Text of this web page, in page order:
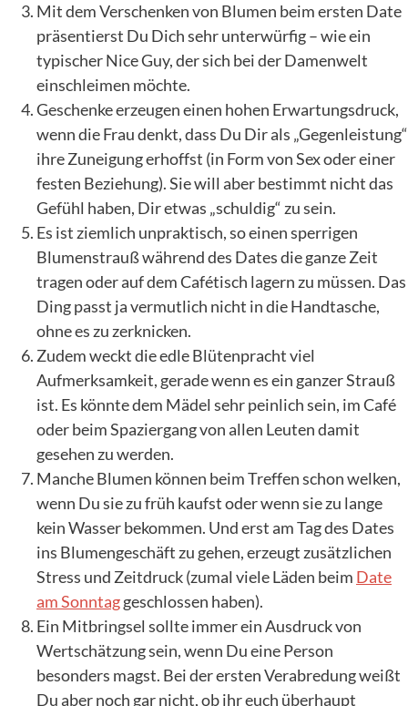
Mit dem Verschenken von Blumen beim ersten Date
präsentierst Du Dich sehr unterwürfig – wie ein
typischer Nice Guy, der sich bei der Damenwelt
einschleimen möchte.
Geschenke erzeugen einen hohen Erwartungsdruck,
wenn die Frau denkt, dass Du Dir als „Gegenleistung“
ihre Zuneigung erhoffst (in Form von Sex oder einer
festen Beziehung). Sie will aber bestimmt nicht das
Gefühl haben, Dir etwas „schuldig“ zu sein.
Es ist ziemlich unpraktisch, so einen sperrigen
Blumenstrauß während des Dates die ganze Zeit
tragen oder auf dem Cafétisch lagern zu müssen. Das
Ding passt ja vermutlich nicht in die Handtasche,
ohne es zu zerknicken.
Zudem weckt die edle Blütenpracht viel
Aufmerksamkeit, gerade wenn es ein ganzer Strauß
ist. Es könnte dem Mädel sehr peinlich sein, im Café
oder beim Spaziergang von allen Leuten damit
gesehen zu werden.
Manche Blumen können beim Treffen schon welken,
wenn Du sie zu früh kaufst oder wenn sie zu lange
kein Wasser bekommen. Und erst am Tag des Dates
ins Blumengeschäft zu gehen, erzeugt zusätzlichen
Stress und Zeitdruck (zumal viele Läden beim Date
am Sonntaggeschlossen haben).
Ein Mitbringsel sollte immer ein Ausdruck von
Wertschätzung sein, wenn Du eine Person
besonders magst. Bei der ersten Verabredung weißt
Du aber noch gar nicht, ob ihr euch überhaupt